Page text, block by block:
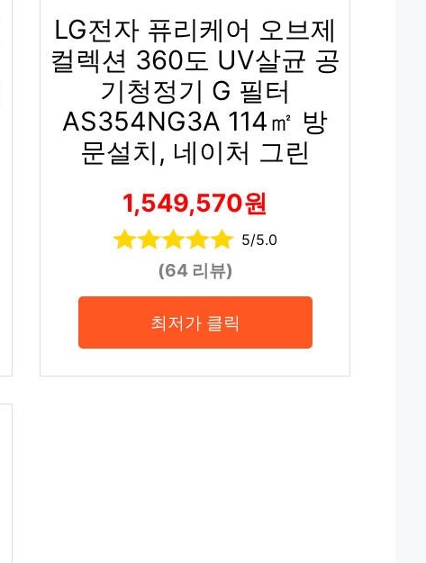
LG전자 퓨리케어 오브제
컬렉션 360도 UV살균 공
기청정기 G 필터
AS354NG3A 114㎡ 방
문설치, 네이처 그린
1,549,570원
5/5.0
(64 리뷰)
최저가 클릭